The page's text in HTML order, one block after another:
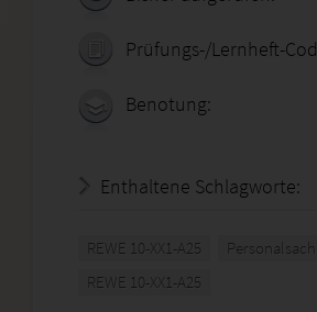
Prüfungs-/Lernheft-
Benotung:
Enthaltene Schlagworte:
REWE 10-XX1-A25
REWE 10-XX1-A25